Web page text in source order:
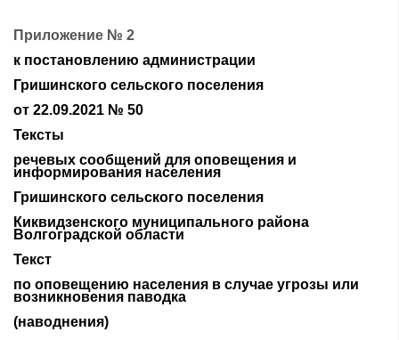
Приложение № 2
к постановлению администрации
Гришинского сельского поселения
от 22.09.2021 № 50
Тексты
речевых сообщений для оповещения и
информирования населения
Гришинского сельского поселения
Киквидзенского муниципального района
Волгоградской области
Текст
по оповещению населения в случае угрозы или
возникновения паводка
(наводнения)